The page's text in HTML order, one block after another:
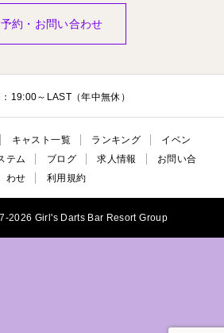
約・お問い合わせ
19:00～LAST（年中無休）
キャスト一覧 ランキング
イベン
テム ブログ 求人情報
お問い合
わせ
利用規約
2026 Girl's Darts Bar Resort Group